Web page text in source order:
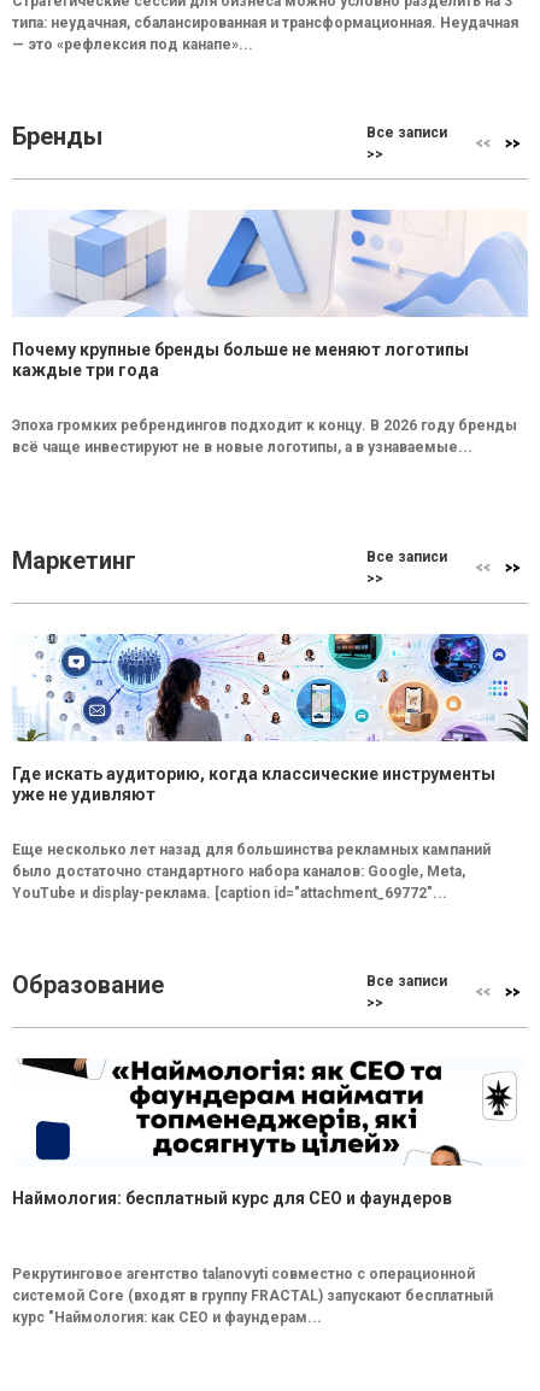
типа: неудачная, сбалансированная и трансформационная. Неудачная
— это «рефлексия под канапе»...
Бренды
Все записи
>>
Почему крупные бренды больше не меняют логотипы
каждые три года
Эпоха громких ребрендингов подходит к концу. В 2026 году бренды
всё чаще инвестируют не в новые логотипы, а в узнаваемые...
Маркетинг
Все записи
>>
Где искать аудиторию, когда классические инструменты
уже не удивляют
Еще несколько лет назад для большинства рекламных кампаний
было достаточно стандартного набора каналов: Google, Meta,
YouTube и display-реклама. [caption id="attachment_69772"...
Образование
Все записи
>>
Наймология: бесплатный курс для CEO и фаундеров
Рекрутинговое агентство talanovyti совместно с операционной
системой Core (входят в группу FRACTAL) запускают бесплатный
курс "Наймология: как СEO и фаундерам...